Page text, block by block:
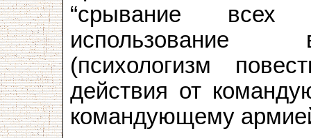
“срывание
использование
(психологизм
действия от
командующему